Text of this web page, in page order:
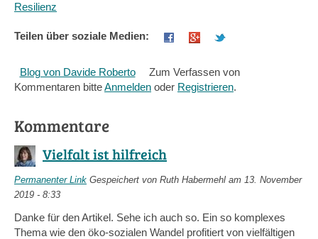
Resilienz
Teilen über soziale Medien:
Blog von Davide Roberto
Zum Verfassen von
Kommentaren bitteAnmelden oder Registrieren.
Kommentare
Vielfalt ist hilfreich
Permanenter Link Gespeichert von Ruth Habermehl am 13. November
2019 - 8:33
Danke für den Artikel. Sehe ich auch so. Ein so komplexes
Thema wie den öko-sozialen Wandel profitiert von vielfältigen